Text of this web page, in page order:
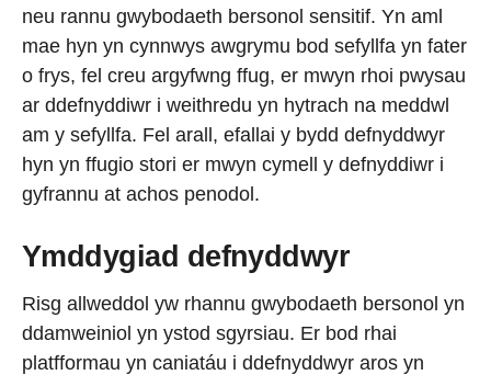
neu rannu gwybodaeth bersonol sensitif. Yn aml
mae hyn yn cynnwys awgrymu bod sefyllfa yn fater
o frys, fel creu argyfwng ffug, er mwyn rhoi pwysau
ar ddefnyddiwr i weithredu yn hytrach na meddwl
am y sefyllfa. Fel arall, efallai y bydd defnyddwyr
hyn yn ffugio stori er mwyn cymell y defnyddiwr i
gyfrannu at achos penodol.
Ymddygiad defnyddwyr
Risg allweddol yw rhannu gwybodaeth bersonol yn
ddamweiniol yn ystod sgyrsiau. Er bod rhai
platfformau yn caniatáu i ddefnyddwyr aros yn